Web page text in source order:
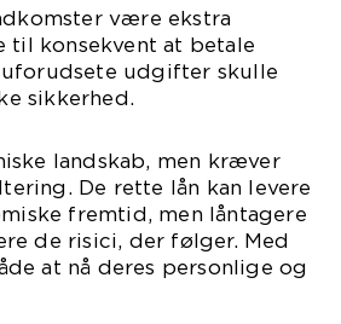
være ekstra
til konsekvent at betale
udgifter skulle
sikkerhed.
landskab, men kræver
De rette lån kan levere
fremtid, men låntagere
de risici, der følger. Med
at nå deres personlige og